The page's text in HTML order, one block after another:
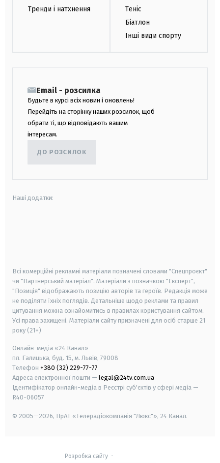
Тренди і натхнення
Теніс
Біатлон
Інші види спорту
Email - розсилка
Будьте в курсі всіх новин і оновлень!
Перейдіть на сторінку наших розсилок, щоб
обрати ті, що відповідають вашим
інтересам.
ДО РОЗСИЛОК
Наші додатки:
Всі комерційні рекламні матеріали позначені словами "Спецпроєкт"
чи "Партнерський матеріал". Матеріали з позначкою "Експерт",
"Позиція" відображають позицію авторів та героїв. Редакція може
не поділяти їхніх поглядів. Детальніше щодо реклами та правил
цитування можна ознайомитись в правилах користування сайтом.
Усі права захищені. Матеріали сайту призначені для осіб старше 21
року (21+)
Онлайн-медіа «24 Канал»
пл. Галицька, буд. 15, м. Львів, 79008
Телефон +380 (32) 229-77-77
Адреса електронної пошти — legal@24tv.com.ua
Ідентифікатор онлайн-медіа в Реєстрі суб'єктів у сфері медіа —
R40-06057
© 2005—2026, ПрАТ «Телерадіокомпанія "Люкс"», 24 Канал.
Розробка сайту-